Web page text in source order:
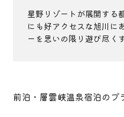
星野リゾートが展開する
にも好アクセスな旭川に
ーを思いの限り遊び尽く
前泊・層雲峡温泉宿泊のプ